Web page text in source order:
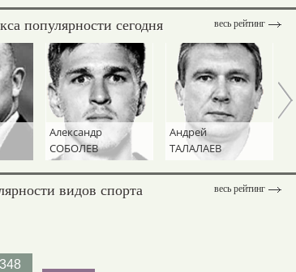
весь рейтинг
популярности сегодня
Александр
СОБОЛЕВ
Андрей
ТАЛАЛАЕВ
весь рейтинг
видов спорта